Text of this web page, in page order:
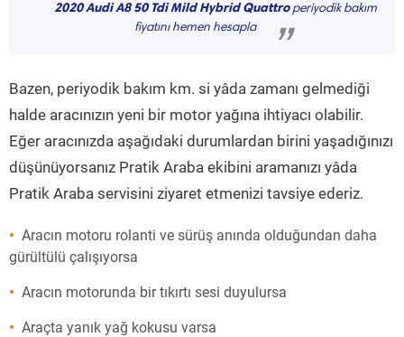
2020 Audi A8 50 Tdi Mild Hybrid Quattroperiyodik bakım
fiyatını hemen hesapla
”
Bazen, periyodik bakım km. si yâda zamanı gelmediği
halde aracınızın yeni bir motor yağına ihtiyacı olabilir.
Eğer aracınızda aşağıdaki durumlardan birini yaşadığınızı
düşünüyorsanız Pratik Araba ekibini aramanızı yâda
Pratik Araba servisini ziyaret etmenizi tavsiye ederiz.
Aracın motoru rolanti ve sürüş anında olduğundan daha
gürültülü çalışıyorsa
Aracın motorunda bir tıkırtı sesi duyulursa
Araçta yanık yağ kokusu varsa